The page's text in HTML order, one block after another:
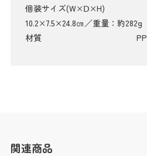
個装サイズ(W×Ⅾ×H)
10.2×7.5×24.8㎝／重量：約282g
材質
PP
関連商品